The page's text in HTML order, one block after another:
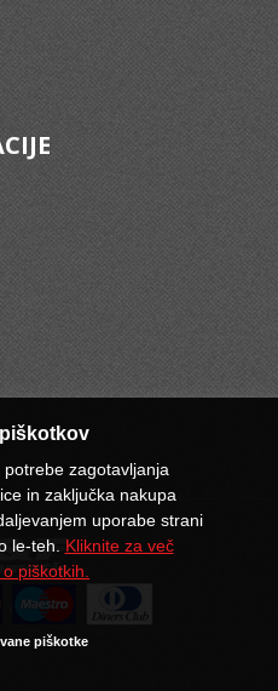
zagotavljanja
in zaključka nakupa
uporabe strani
le-teh. Kliknite za več
piškotkih.
piškotke